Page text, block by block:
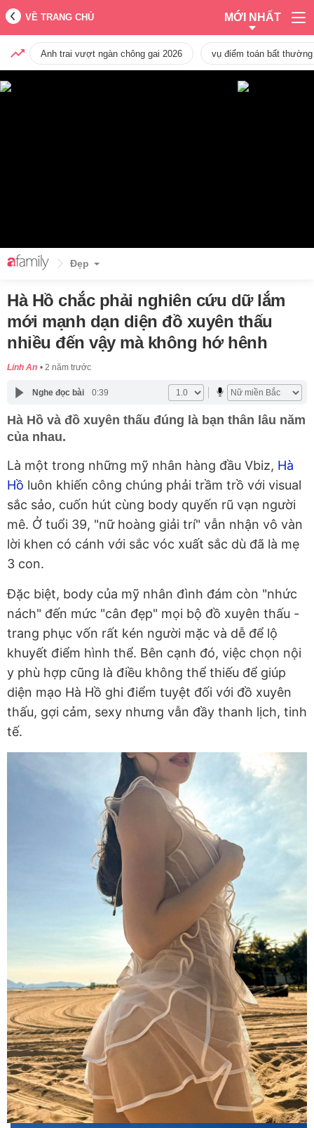
VỀ TRANG CHỦ MỚI NHẤT
Anh trai vượt ngàn chông gai 2026 vụ điểm toán bất
Đẹp
Hà Hồ chắc phải nghiên cứu dữ lắm
mới mạnh dạn diện đồ xuyên thấu
nhiều đến vậy mà không hớ hênh
Linh An 2 năm trước
Nghe đọc bài 0:39
Hà Hồ và đồ xuyên thấu đúng là bạn thân lâu năm
của nhau.
Là một trong những mỹ nhân hàng đầu Vbiz, Hà
Hồ luôn khiến công chúng phải trầm trồ với visual
sắc sảo, cuốn hút cùng body quyến rũ vạn người
mê. Ở tuổi 39, "nữ hoàng giải trí" vẫn nhận vô vàn
lời khen có cánh với sắc vóc xuất sắc dù đã là mẹ
3 con.
Đặc biệt, body của mỹ nhân đình đám còn "nhức
nách" đến mức "cân đẹp" mọi bộ đồ xuyên thấu -
trang phục vốn rất kén người mặc và dễ để lộ
khuyết điểm hình thể. Bên cạnh đó, việc chọn nội
y phù hợp cũng là điều không thể thiếu để giúp
diện mạo Hà Hồ ghi điểm tuyệt đối với đồ xuyên
thấu, gợi cảm, sexy nhưng vẫn đầy thanh lịch, tinh
tế.